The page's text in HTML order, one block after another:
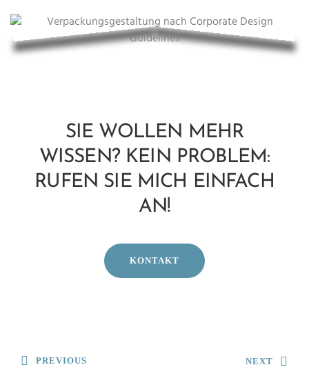
SIE WOLLEN MEHR
WISSEN? KEIN PROBLEM:
RUFEN SIE MICH EINFACH
AN!
KONTAKT
PREVIOUS NEXT